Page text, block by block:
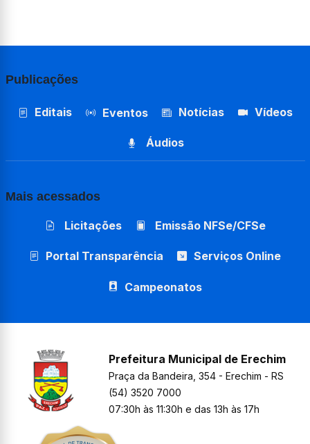
Publicações
Editais Eventos Notícias Vídeos
Áudios
Mais acessados
Licitações Emissão NFSe/CFSe
Portal Transparência Serviços Online
Campeonatos
Prefeitura Municipal de Erechim
Praça da Bandeira, 354 - Erechim - RS
(54) 3520 7000
07:30h às 11:30h e das 13h às 17h